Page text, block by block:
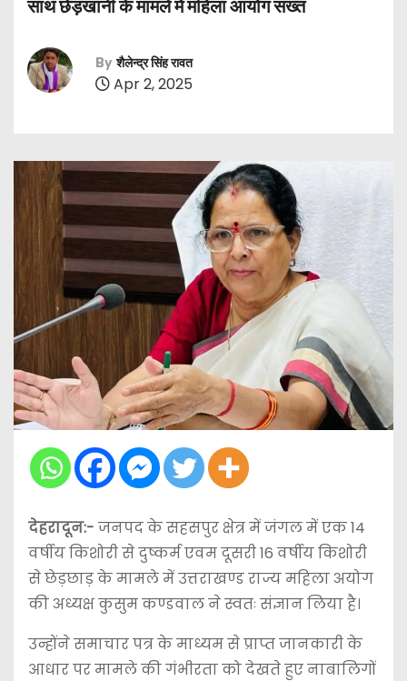
साथ छेड़खानी के मामले में महिला आयोग सख्त
By शैलेन्द्र सिंह रावत
Apr 2, 2025
देहरादून:- जनपद के सहसपुर क्षेत्र में जंगल में एक 14
वर्षीय किशोरी से दुष्कर्म एवम दूसरी 16 वर्षीय किशोरी
से छेड़‌छाड़ के मामले में उत्तराखण्ड राज्य महिला अयोग
की अध्यक्ष कुसुम कण्डवाल ने स्वतः संज्ञान लिया है।
उन्होंने समाचार पत्र के माध्यम से प्राप्त जानकारी के
आधार पर मामले की गंभीरता को देखते हुए नाबालिगों